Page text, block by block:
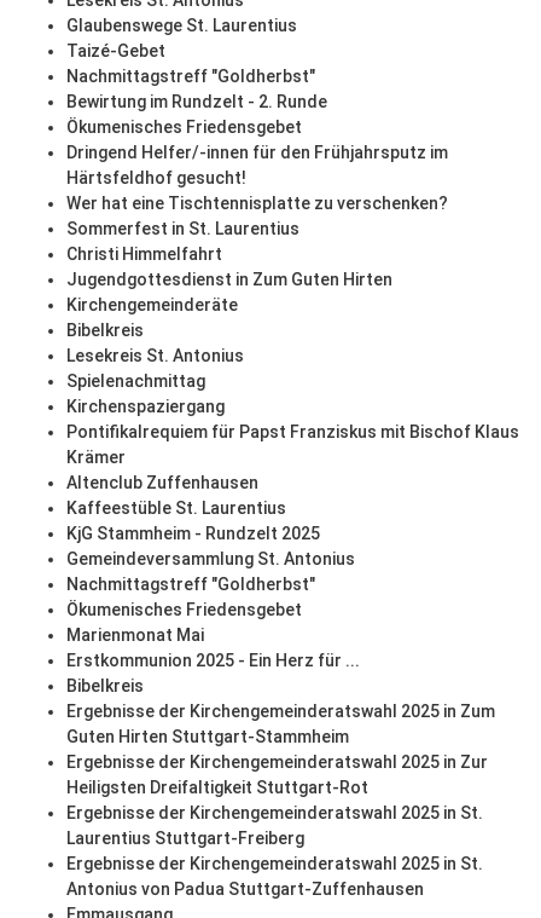
Glaubenswege St. Laurentius
Taizé-Gebet
Nachmittagstreff "Goldherbst"
Bewirtung im Rundzelt - 2. Runde
Ökumenisches Friedensgebet
Dringend Helfer/-innen für den Frühjahrsputz im
Härtsfeldhof gesucht!
Wer hat eine Tischtennisplatte zu verschenken?
Sommerfest in St. Laurentius
Christi Himmelfahrt
Jugendgottesdienst in Zum Guten Hirten
Kirchengemeinderäte
Bibelkreis
Lesekreis St. Antonius
Spielenachmittag
Kirchenspaziergang
Pontifikalrequiem für Papst Franziskus mit Bischof Klaus
Krämer
Altenclub Zuffenhausen
Kaffeestüble St. Laurentius
KjG Stammheim - Rundzelt 2025
Gemeindeversammlung St. Antonius
Nachmittagstreff "Goldherbst"
Ökumenisches Friedensgebet
Marienmonat Mai
Erstkommunion 2025 - Ein Herz für ...
Bibelkreis
Ergebnisse der Kirchengemeinderatswahl 2025 in Zum
Guten Hirten Stuttgart-Stammheim
Ergebnisse der Kirchengemeinderatswahl 2025 in Zur
Heiligsten Dreifaltigkeit Stuttgart-Rot
Ergebnisse der Kirchengemeinderatswahl 2025 in St.
Laurentius Stuttgart-Freiberg
Ergebnisse der Kirchengemeinderatswahl 2025 in St.
Antonius von Padua Stuttgart-Zuffenhausen